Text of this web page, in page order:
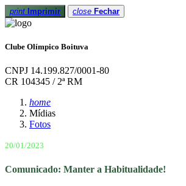
print Imprimir close Fechar
Clube Olímpico Boituva
CNPJ 14.199.827/0001-80
CR 104345 / 2ª RM
home
Mídias
Fotos
20/01/2023
Comunicado: Manter a Habitualidade!